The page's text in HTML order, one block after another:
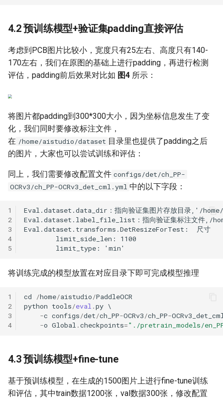
4.2 预训练模型+验证集padding直接评估
考虑到PCB图片比较小，宽度只有25左右、高度只有140-
170左右，我们在原图的基础上进行padding，再进行检测
评估，padding前后效果对比如 图4 所示：
将图片都padding到300*300大小，因为坐标信息发生了变
化，我们同时要修改标注文件，
在 /home/aistudio/dataset 目录里也提供了padding之后
的图片，大家也可以尝试训练和评估：
同上，我们需要修改配置文件 configs/det/ch_PP-
OCRv3/ch_PP-OCRv3_det_cml.yml 中的以下字段：
1
2
3
4
5
将训练完成的模型放置在对应目录下即可完成模型推理
1
2
3
4
cd /home/aistudio/PaddleOCR
python tools/eval .py
-c configs/det/ch_PP-OCRv3/ch_PP-
-o Global .checkpoints="./pretrain_models/
4.3 预训练模型+fine-tune
基于预训练模型，在生成的1500图片上进行fine-tune训练
和评估，其中train数据1200张，val数据300张，修改配置